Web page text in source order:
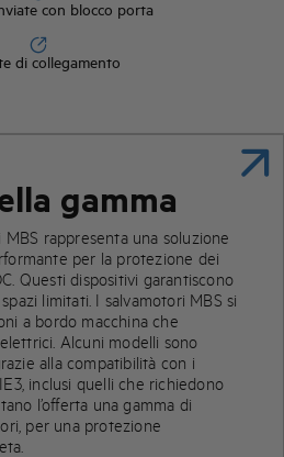
con blocco porta
di collegamento
gamma
rappresenta una soluzione
per la protezione dei
Questi dispositivi garantiscono
limitati. I salvamotori MBS si
a bordo macchina che
Alcuni modelli sono
alla compatibilità con i
inclusi quelli che richiedono
l’offerta una gamma di
per una protezione